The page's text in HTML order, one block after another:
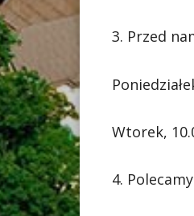
3. Przed
Wtorek,
4.